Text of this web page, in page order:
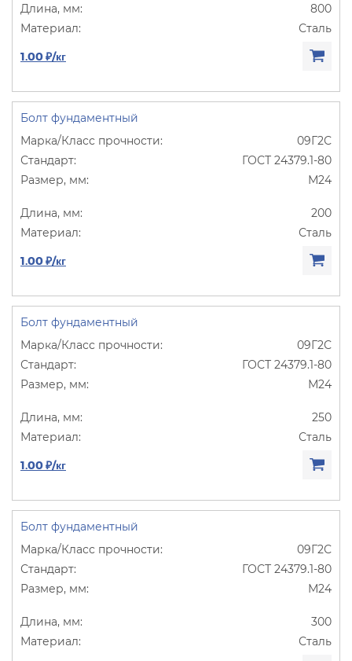
800
Сталь
1.00 ₽/кг
Болт фундаментный
09Г2С
ГОСТ 24379.1-80
М24
200
Сталь
1.00 ₽/кг
Болт фундаментный
09Г2С
ГОСТ 24379.1-80
М24
250
Сталь
1.00 ₽/кг
Болт фундаментный
09Г2С
ГОСТ 24379.1-80
М24
300
Сталь